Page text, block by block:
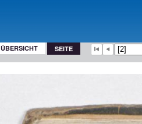
ÜBERSICHT SEITE